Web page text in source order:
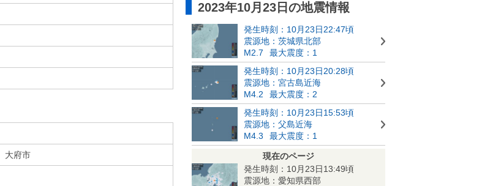
大府市
2023年10月23日の地震情報
発生時刻：10月23日22:47頃
震源地：茨城県北部
M2.7
最大震度：1
発生時刻：10月23日20:28頃
震源地：宮古島近海
M4.2
最大震度：2
発生時刻：10月23日15:53頃
震源地：父島近海
M4.3
最大震度：1
現在のページ
発生時刻：10月23日13:49頃
震源地：愛知県西部